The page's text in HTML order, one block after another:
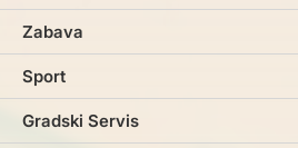
Zabava
Sport
Gradski Servis